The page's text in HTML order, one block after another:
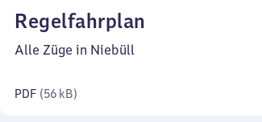
Regelfahrplan
Alle Züge in Niebüll
PDF (56 kB)